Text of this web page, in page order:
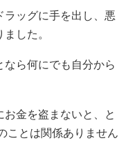
ウクライナ語
クロアチア語
ッグに手を出し、悪
した。
ら何にでも自分から
お金を盗まないと、と
ことは関係ありません